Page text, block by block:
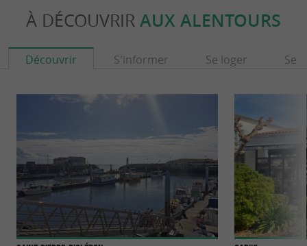
À DÉCOUVRIR AUX ALENTOURS
Découvrir S'informer Se loger Se